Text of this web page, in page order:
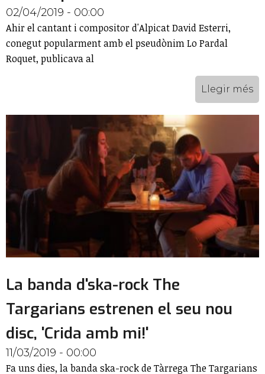
02/04/2019 - 00:00
Ahir el cantant i compositor d'Alpicat David Esterri,
conegut popularment amb el pseudònim Lo Pardal
Roquet, publicava al
Llegir més
La banda d'ska-rock The
Targarians estrenen el seu nou
disc, 'Crida amb mi!'
11/03/2019 - 00:00
Fa uns dies, la banda ska-rock de Tàrrega The Targarians